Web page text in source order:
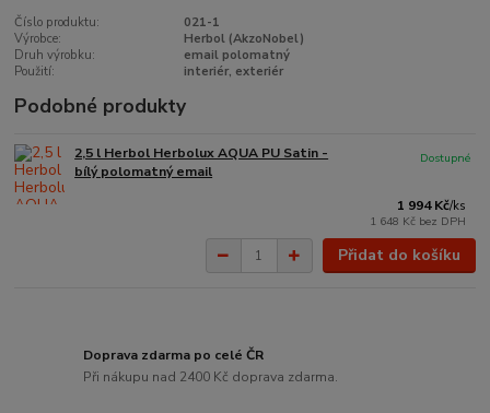
Číslo produktu:
021-1
Výrobce:
Herbol (AkzoNobel)
Druh výrobku:
email polomatný
Použití:
interiér, exteriér
Podobné produkty
2,5 l Herbol Herbolux AQUA PU Satin -
bílý polomatný email
1 994 Kč/ks
1 648 Kč bez DPH
Dostupné
Přidat do košíku
Doprava zdarma po celé ČR
Při nákupu nad 2400 Kč doprava zdarma.